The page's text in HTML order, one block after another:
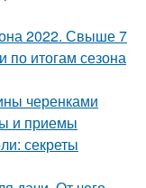
2022. Свыше 7
по итогам сезона
черенками
и приемы
секреты